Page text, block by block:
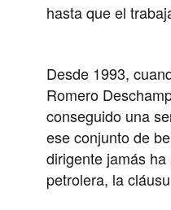
hasta que el
Desde 1993,
Romero
conseguido una
ese conjunto de
dirigente jamás
petrolera, la